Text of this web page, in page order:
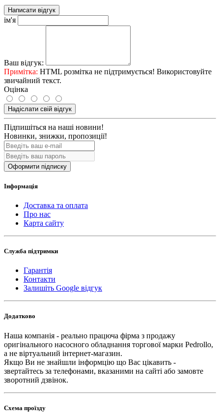
Написати відгук
ім'я
Ваш відгук:
Примітка: HTML розмітка не підтримується! Використовуйте
звичайний текст.
Оцінка
Надіслати свій відгук
Підпишіться на наші новини!
Новинки, знижки, пропозиції!
Оформити підписку
Інформація
Доставка та оплата
Про нас
Карта сайту
Служба підтримки
Гарантія
Контакти
Залишіть Google відгук
Додатково
Наша компанія - реально працюча фірма з продажу
оригінального насосного обладнання торгової марки Pedrollo,
а не віртуальний інтернет-магазин.
Якщо Ви не знайшли інформцію що Вас цікавить -
звертайтесь за телефонами, вказаними на сайті або замовте
зворотний дзвінок.
Схема проїзду